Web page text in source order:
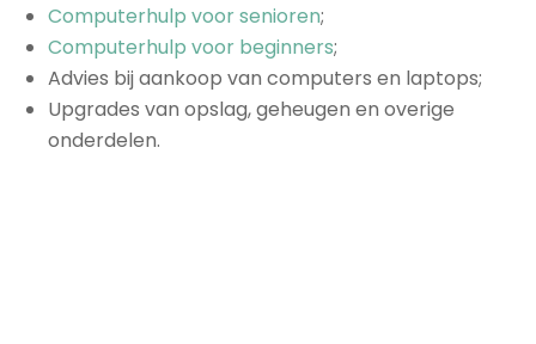
Computerhulp voor senioren;
Computerhulp voor beginners;
Advies bij aankoop van computers en laptops;
Upgrades van opslag, geheugen en overige
onderdelen.